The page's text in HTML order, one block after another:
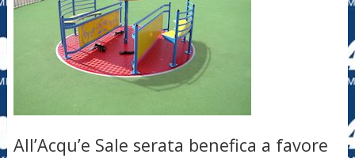
All’Acqu’e Sale serata benefica a favore